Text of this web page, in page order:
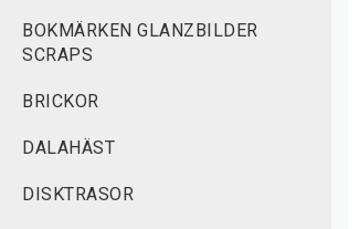
BOKMÄRKEN GLANZBILDER
SCRAPS
BRICKOR
DALAHÄST
DISKTRASOR